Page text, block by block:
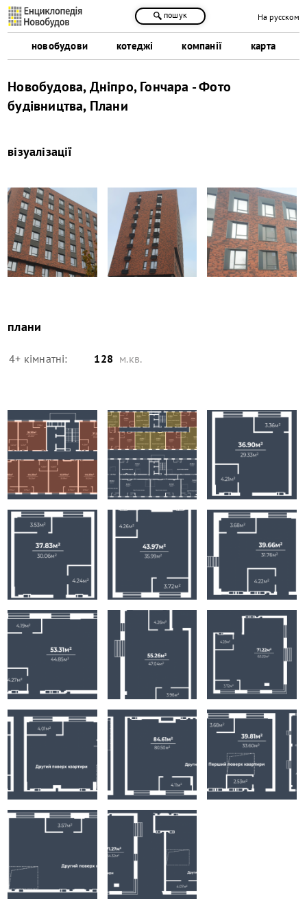
новобудови котеджі компанії карта
пошук На русском
Новобудова, Дніпро, Гончара - Фото
будівництва, Плани
візуалізації
плани
4+ кімнатні: 128 м.кв.